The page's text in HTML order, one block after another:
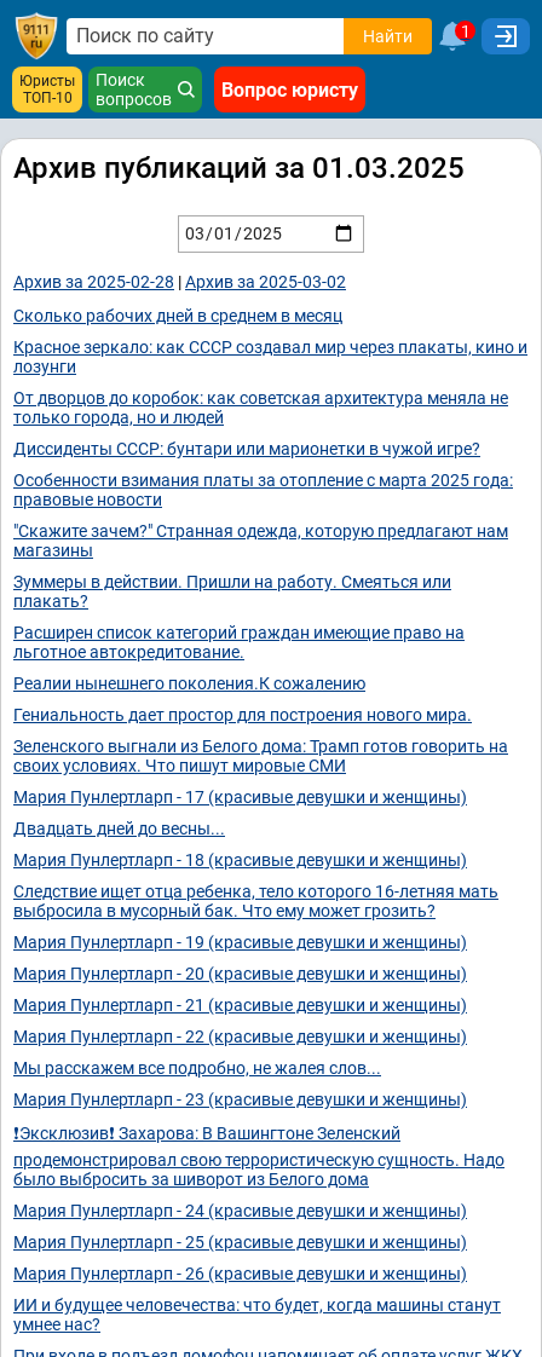
Найти 1
Юристы
ТОП-10
Поиск
вопросов
Вопрос юристу
Архив публикаций за 01.03.2025
Архив за 2025-02-28 |Архив за 2025-03-02
Сколько рабочих дней в среднем в месяц
Красное зеркало: как СССР создавал мир через плакаты, кино и
лозунги
От дворцов до коробок: как советская архитектура меняла не
только города, но и людей
Диссиденты СССР: бунтари или марионетки в чужой игре?
Особенности взимания платы за отопление с марта 2025 года:
правовые новости
"Скажите зачем?" Странная одежда, которую предлагают нам
магазины
Зуммеры в действии. Пришли на работу. Смеяться или
плакать?
Расширен список категорий граждан имеющие право на
льготное автокредитование.
Реалии нынешнего поколения.К сожалению
Гениальность дает простор для построения нового мира.
Зеленского выгнали из Белого дома: Трамп готов говорить на
своих условиях. Что пишут мировые СМИ
Мария Пунлертларп - 17 (красивые девушки и женщины)
Двадцать дней до весны...
Мария Пунлертларп - 18 (красивые девушки и женщины)
Следствие ищет отца ребенка, тело которого 16-летняя мать
выбросила в мусорный бак. Что ему может грозить?
Мария Пунлертларп - 19 (красивые девушки и женщины)
Мария Пунлертларп - 20 (красивые девушки и женщины)
Мария Пунлертларп - 21 (красивые девушки и женщины)
Мария Пунлертларп - 22 (красивые девушки и женщины)
Мы расскажем все подробно, не жалея слов...
Мария Пунлертларп - 23 (красивые девушки и женщины)
❗Эксклюзив❗ Захарова: В Вашингтоне Зеленский
продемонстрировал свою террористическую сущность. Надо
было выбросить за шиворот из Белого дома
Мария Пунлертларп - 24 (красивые девушки и женщины)
Мария Пунлертларп - 25 (красивые девушки и женщины)
Мария Пунлертларп - 26 (красивые девушки и женщины)
ИИ и будущее человечества: что будет, когда машины станут
умнее нас?